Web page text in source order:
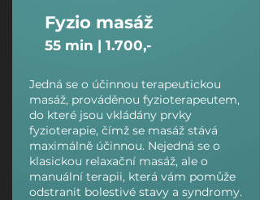
Fyzio masáž
​55 min | 1.700,-
Jedná se o účinnou terapeutickou
masáž, prováděnou fyzioterapeutem,
do které jsou vkládány prvky
fyzioterapie, čímž se masáž stává
maximálně účinnou. Nejedná se o
klasickou relaxační masáž, ale o
manuální terapii, která vám pomůže
odstranit bolestivé stavy a syndromy.